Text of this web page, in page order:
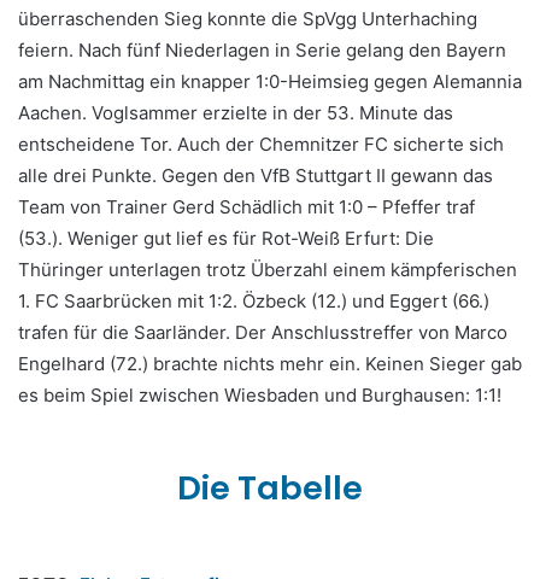
überraschenden Sieg konnte die SpVgg Unterhaching
feiern. Nach fünf Niederlagen in Serie gelang den Bayern
am Nachmittag ein knapper 1:0-Heimsieg gegen Alemannia
Aachen. Voglsammer erzielte in der 53. Minute das
entscheidene Tor. Auch der Chemnitzer FC sicherte sich
alle drei Punkte. Gegen den VfB Stuttgart II gewann das
Team von Trainer Gerd Schädlich mit 1:0 – Pfeffer traf
(53.). Weniger gut lief es für Rot-Weiß Erfurt: Die
Thüringer unterlagen trotz Überzahl einem kämpferischen
1. FC Saarbrücken mit 1:2. Özbeck (12.) und Eggert (66.)
trafen für die Saarländer. Der Anschlusstreffer von Marco
Engelhard (72.) brachte nichts mehr ein. Keinen Sieger gab
es beim Spiel zwischen Wiesbaden und Burghausen: 1:1!
Die Tabelle